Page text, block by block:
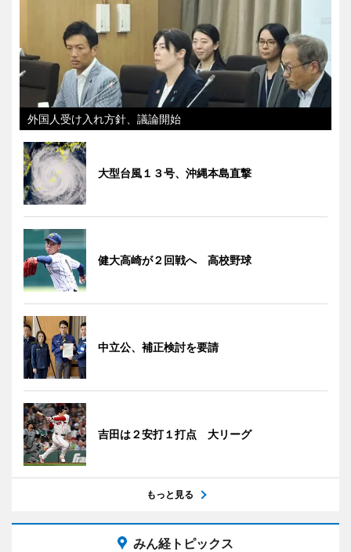
外国人受け入れ方針、議論開始
大型台風１３号、沖縄本島直撃
健大高崎が２回戦へ 高校野球
中立公、補正検討を要請
吉田は２安打１打点 大リーグ
もっと見る
みん経トピックス